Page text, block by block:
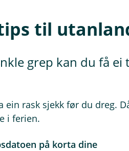
til
grep kan du få
ein rask sjekk før du dreg.
i ferien.
på korta dine